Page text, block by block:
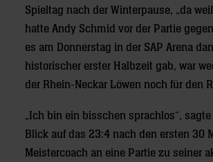
Spieltag nach der Winterpause, „da
hatte Andy Schmid vor der Partie
es am Donnerstag in der SAP Arena
historischer erster Halbzeit gab, war
der Rhein-Neckar Löwen noch für den
„Ich bin ein bisschen sprachlos“,
Blick auf das 23:4 nach den ersten 30
Meistercoach an eine Partie zu seiner